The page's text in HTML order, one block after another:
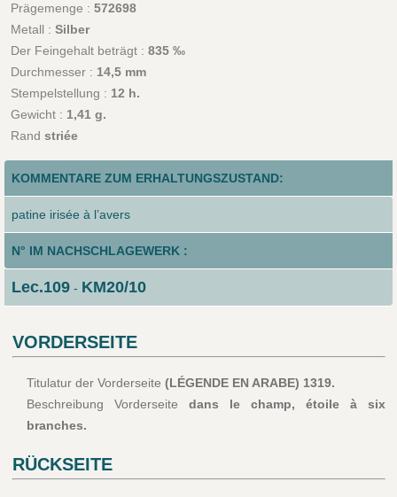
Prägemenge : 572698
Metall : Silber
Der Feingehalt beträgt : 835 ‰
Durchmesser : 14,5 mm
Stempelstellung : 12 h.
Gewicht : 1,41 g.
Rand striée
KOMMENTARE ZUM ERHALTUNGSZUSTAND:
patine irisée à l’avers
N° IM NACHSCHLAGEWERK :
Lec.109- KM20/10
VORDERSEITE
Titulatur der Vorderseite (LÉGENDE EN ARABE) 1319.
Beschreibung Vorderseite dans le champ, étoile à six
branches.
RÜCKSEITE